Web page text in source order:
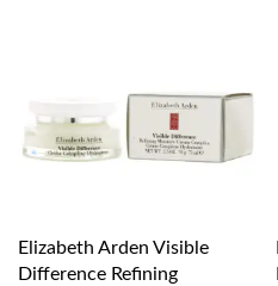
Elizabeth Arden Visible
Difference Refining